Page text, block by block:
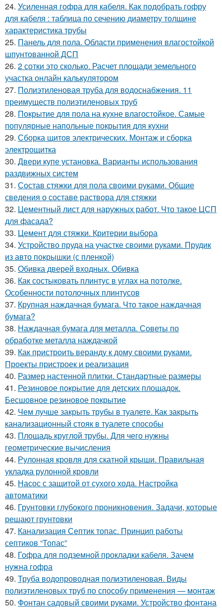
24. Усиленная гофра для кабеля. Как подобрать гофру
для кабеля : таблица по сечению диаметру толщине
характеристика трубы
25. Панель для пола. Области применения влагостойкой
шпунтованной ДСП
26. 2 сотки это сколько. Расчет площади земельного
участка онлайн калькулятором
27. Полиэтиленовая труба для водоснабжения. 11
преимуществ полиэтиленовых труб
28. Покрытие для пола на кухне влагостойкое. Самые
популярные напольные покрытия для кухни
29. Сборка щитов электрических. Монтаж и сборка
электрощитка
30. Двери купе установка. Варианты использования
раздвижных систем
31. Состав стяжки для пола своими руками. Общие
сведения о составе раствора для стяжки
32. Цементный лист для наружных работ. Что такое ЦСП
для фасада?
33. Цемент для стяжки. Критерии выбора
34. Устройство пруда на участке своими руками. Прудик
из авто покрышки (с пленкой)
35. Обивка дверей входных. Обивка
36. Как состыковать плинтус в углах на потолке.
Особенности потолочных плинтусов
37. Крупная наждачная бумага. Что такое наждачная
бумага?
38. Наждачная бумага для металла. Советы по
обработке металла наждачкой
39. Как пристроить веранду к дому своими руками.
Проекты пристроек и реализация
40. Размер настенной плитки. Стандартные размеры
41. Резиновое покрытие для детских площадок.
Бесшовное резиновое покрытие
42. Чем лучше закрыть трубы в туалете. Как закрыть
канализационный стояк в туалете способы
43. Площадь круглой трубы. Для чего нужны
геометрические вычисления
44. Рулонная кровля для скатной крыши. Правильная
укладка рулонной кровли
45. Насос с защитой от сухого хода. Настройка
автоматики
46. Грунтовки глубокого проникновения. Задачи, которые
решают грунтовки
47. Канализация Септик топас. Принцип работы
септиков “Топас”
48. Гофра для подземной прокладки кабеля. Зачем
нужна гофра
49. Труба водопроводная полиэтиленовая. Виды
полиэтиленовых труб по способу применения — монтаж
50. Фонтан садовый своими руками. Устройство фонтана